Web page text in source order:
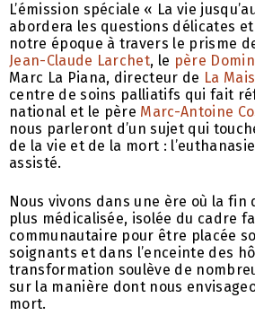
L’émission spéciale « La vie
abordera les questions délicates
notre époque à travers le prisme
Jean-Claude Larchet, le père
Marc La Piana, directeur de La
centre de soins palliatifs qui fait
national et le père Marc-Antoine
nous parleront d’un sujet qui
de la vie et de la mort :
assisté.
Nous vivons dans une ère où la fin
plus médicalisée, isolée du cadre
communautaire pour être placée
soignants et dans l’enceinte des
transformation soulève de
sur la manière dont nous
mort.